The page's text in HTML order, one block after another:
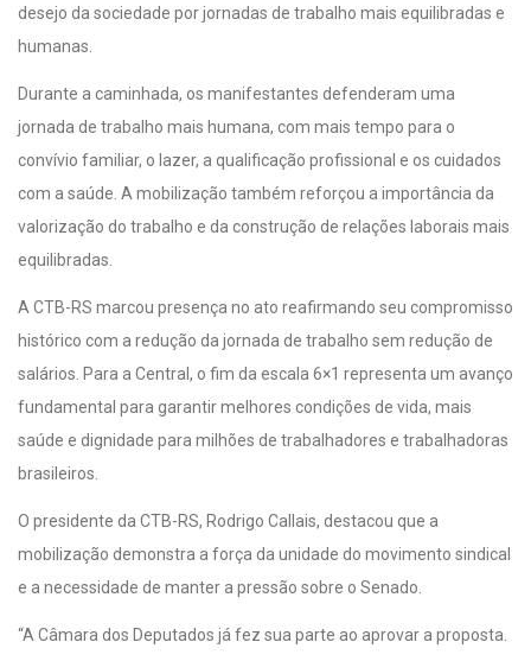
desejo da sociedade por jornadas de trabalho mais equilibradas e
humanas.
Durante a caminhada, os manifestantes defenderam uma
jornada de trabalho mais humana, com mais tempo para o
convívio familiar, o lazer, a qualificação profissional e os cuidados
com a saúde. A mobilização também reforçou a importância da
valorização do trabalho e da construção de relações laborais mais
equilibradas.
A CTB-RS marcou presença no ato reafirmando seu compromisso
histórico com a redução da jornada de trabalho sem redução de
salários. Para a Central, o fim da escala 6×1 representa um avanço
fundamental para garantir melhores condições de vida, mais
saúde e dignidade para milhões de trabalhadores e trabalhadoras
brasileiros.
O presidente da CTB-RS, Rodrigo Callais, destacou que a
mobilização demonstra a força da unidade do movimento sindical
e a necessidade de manter a pressão sobre o Senado.
“A Câmara dos Deputados já fez sua parte ao aprovar a proposta.